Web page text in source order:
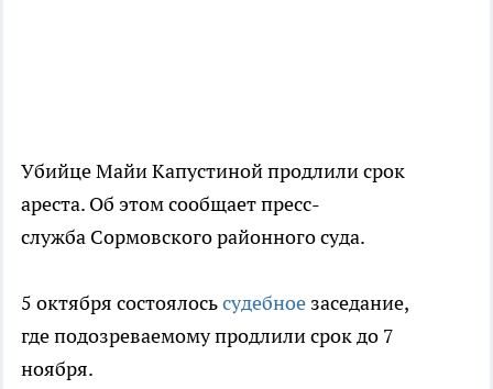
Убийце Майи Капустиной продлили срок
ареста. Об этом сообщает пресс-
служба Сормовского районного суда.
5 октября состоялосьсудебное заседание,
где подозреваемому продлили срок до 7
ноября.